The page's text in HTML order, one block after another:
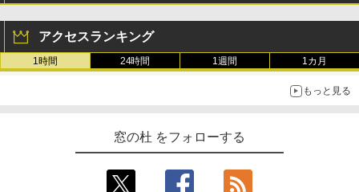
アクセスランキング
1時間 24時間 1週間 1カ月
もっと見る
窓の杜 をフォローする